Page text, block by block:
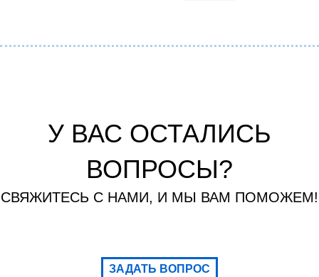
У ВАС ОСТАЛИСЬ
ВОПРОСЫ?
СВЯЖИТЕСЬ С НАМИ, И МЫ ВАМ ПОМОЖЕМ!
ЗАДАТЬ ВОПРОС